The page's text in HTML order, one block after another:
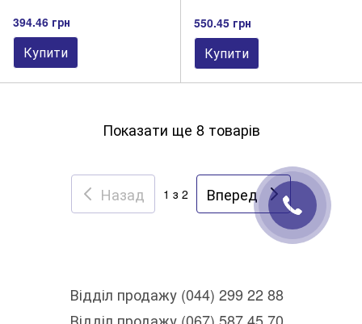
394.46 грн
Купити
550.45 грн
Купити
Показати ще 8 товарів
Назад 1 з 2 Вперед
Відділ продажу (044) 299 22 88